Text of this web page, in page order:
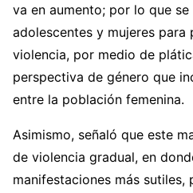
va en aumento; por lo que
adolescentes y mujeres para
violencia, por medio de
perspectiva de género que
entre la población femenina.
Asimismo, señaló que este
de violencia gradual, en
manifestaciones más sutiles,